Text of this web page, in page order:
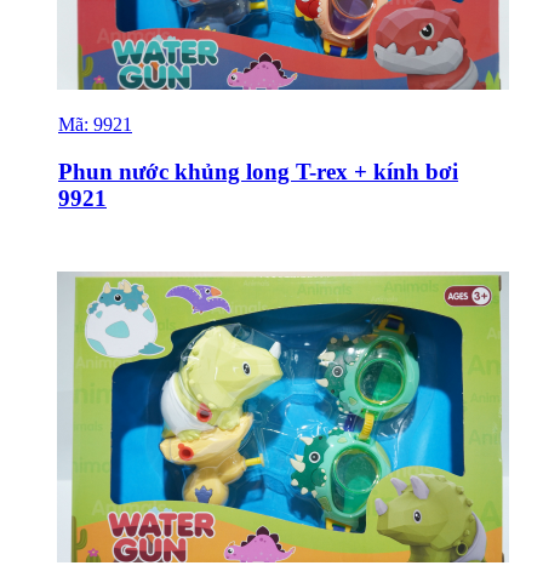
Sỉ & Lẻ
Mã: 9921
Phun nước khủng long T-rex + kính bơi
9921